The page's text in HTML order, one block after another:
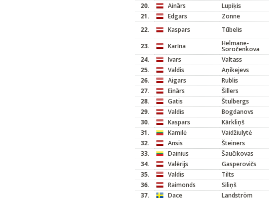
20.
Ainārs Lupiķis
21.
Edgars Zonne
22.
Kaspars Tūbelis
23.
Karīna Helmane-
Soročenkova
24.
Ivars Valtass
25.
Valdis Aņikejevs
26.
Aigars Rublis
27.
Einārs Šillers
28.
Gatis Štulbergs
29.
Valdis Bogdanovs
30.
Kaspars Kārkliņš
31.
Kamilė Vaidžiulytė
32.
Ansis Šteiners
33.
Dainius Šaučikovas
34.
Valērijs Gasperovičs
35.
Valdis Tilts
36.
Raimonds Siliņš
37.
Dace Landström